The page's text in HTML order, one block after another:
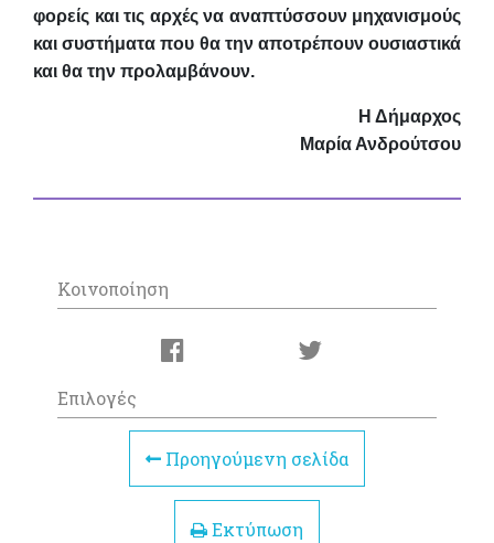
φορείς και τις αρχές να αναπτύσσουν μηχανισμούς
και συστήματα που θα την αποτρέπουν ουσιαστικά
και θα την προλαμβάνουν.
Η Δήμαρχος
Μαρία Ανδρούτσου
Κοινοποίηση
Επιλογές
Προηγούμενη σελίδα
Εκτύπωση